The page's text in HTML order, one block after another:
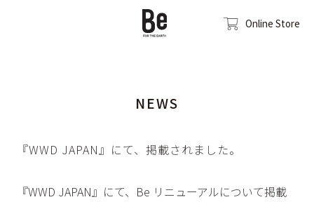
Online Store
NEWS
『WWD JAPAN』にて、掲載されました。
『WWD JAPAN』にて、Be リニューアルについて掲載